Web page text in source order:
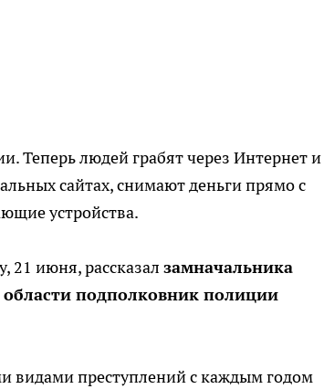
Теперь людей грабят через Интернет и
сайтах, снимают деньги прямо с
устройства.
21 июня, рассказал замначальника
подполковник полиции
видами преступлений с каждым годом